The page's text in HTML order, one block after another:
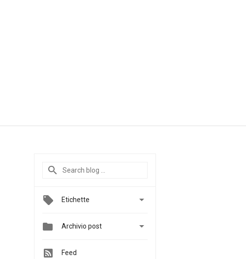
Etichette 
 Archivio post 
Feed